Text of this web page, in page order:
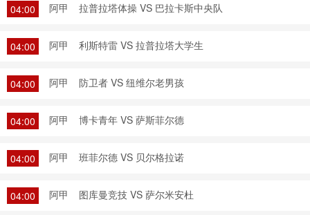
04:00 阿甲 拉普拉塔体操 VS 巴拉卡斯中央队
04:00 阿甲 利斯特雷 VS 拉普拉塔大学生
04:00 阿甲 防卫者 VS 纽维尔老男孩
04:00 阿甲 博卡青年 VS 萨斯菲尔德
04:00 阿甲 班菲尔德 VS 贝尔格拉诺
04:00 阿甲 图库曼竞技 VS 萨尔米安杜